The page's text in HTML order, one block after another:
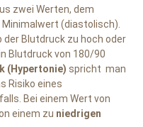
zwei Werten, dem
(diastolisch).
der Blutdruck zu hoch oder
Blutdruck von 180/90
(Hypertonie) spricht man
Risiko eines
Bei einem Wert von
einem zu niedrigen